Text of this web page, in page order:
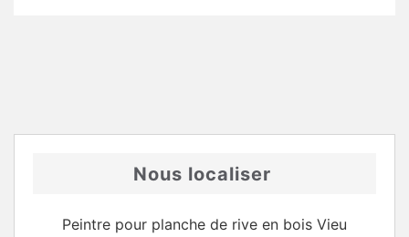
Nous localiser
Peintre pour planche de rive en bois Vieu